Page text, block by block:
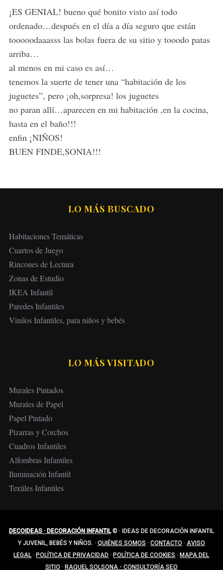
s
:
¡ES GENIAL! bueno qué bonito visto así todo
ordenado…después en el día a día seguro que están
tooooodaaasss las bolas fuera de su sitio y tooodo patas
arriba…
al menos en mi caso es así…
tenemos la suerte de tener una “habitación de los
juguetes”, pero ¡oh,sorpresa! los juguetes
no paran allí…aparecen en mi habitación ,en la cocina,
hasta en el baño!!!
enfin ¡NIÑOS!
BUEN FINDE,SONIA!!!
LO MÁS BUSCADO
Habitaciones Temáticas
Cuartos de Juego
Rincones de Lectura
Zonas de Estudio
IKEA Infantil
Paredes Infantiles
Vinilos Infantiles, para niños y bebés
LO MÁS VISITADO
Murales Pintados
Murales de Papel
Papel Pintado
Pizarras y Corchos
Cuadros Infantiles
Alfombras Infantiles
Iluminación Infantil
Textiles Infantiles
DECOIDEAS · DECORACIÓN INFANTIL© · IDEAS DE DECORACIÓN INFANTIL
Y JUVENIL, BEBÉS Y NIÑOS. · QUIÉNES SOMOS · CONTACTO · AVISO
LEGAL · POLÍTICA DE PRIVACIDAD · POLÍTICA DE COOKIES · MAPA DEL
SITIO · RAQUEL SOLSONA - CONSULTORÍA SEO